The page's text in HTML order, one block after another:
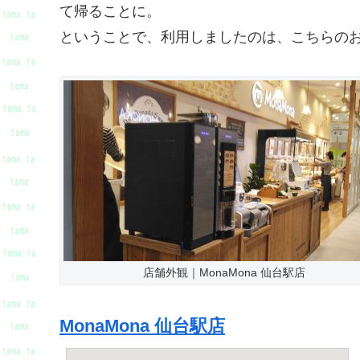
て帰ることに。
ということで、利用しましたのは、こちらの
店舗外観｜MonaMona 仙台駅店
MonaMona 仙台駅店